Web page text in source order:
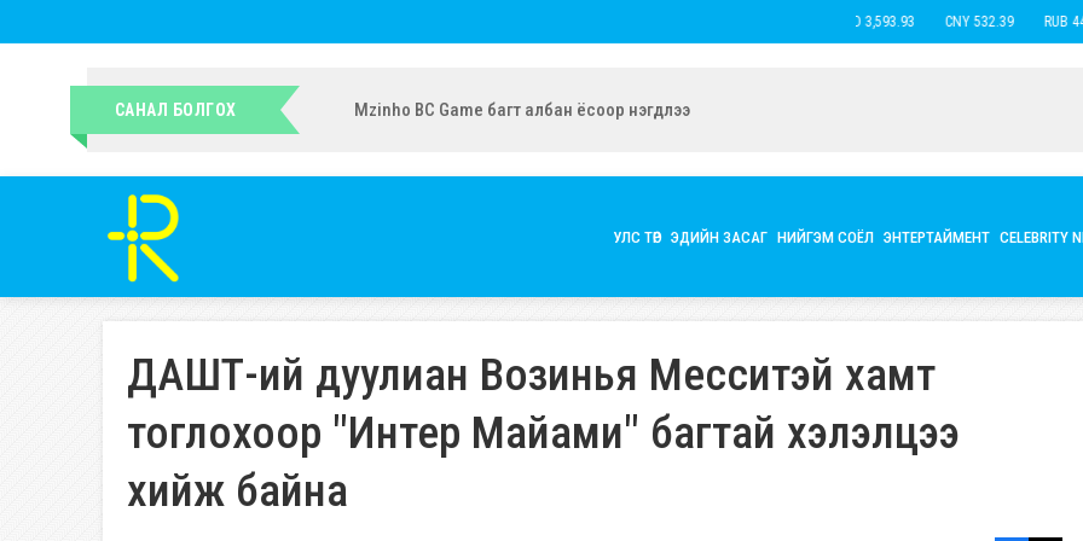
USD 3,593.93 CNY 532.39 RUB 44.15
САНАЛ БОЛГОХ УИХ-ын гишүүн Ч.Ундрамын экс нөхөр Б.Наранцацралт найзтай нь ханилан, бүл нэмжээ
УЛС ТӨР ЭДИЙН ЗАСАГ НИЙГЭМ СОЁЛ ЭНТЕРТАЙМЕНТ CELEBRITY
ДАШТ-ий дуулиан Возинья Месситэй хамт
тоглохоор "Интер Майами" багтай хэлэлцээ
хийж байна